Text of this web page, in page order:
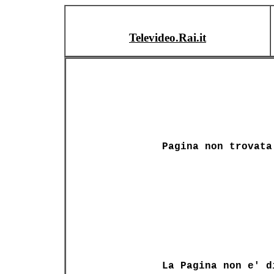
Televideo.Rai.it
Pagina non trovata
La Pagina non e'